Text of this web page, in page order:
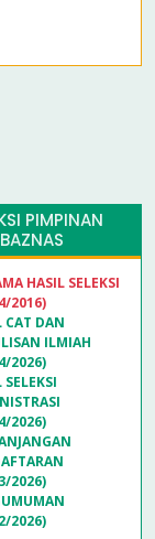
PIMPINAN
BAZNAS
HASIL SELEKSI
2016)
CAT DAN
ILMIAH
2026)
SELEKSI
2026)
2026)
2026)